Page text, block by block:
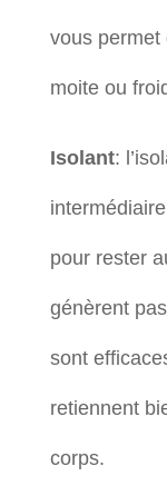
vous permet
moite ou
Isolant:
pour rester
génèrent
sont
retiennent
corps.